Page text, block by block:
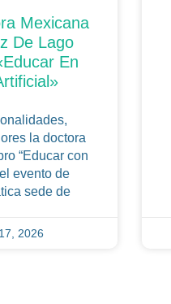
Mexicana
De Lago
En
la doctora
“Educar con
evento de
sede de
2026